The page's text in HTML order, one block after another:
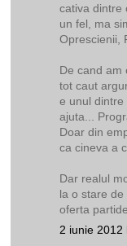
cativa dintre
un fel, ma
Oprescienii,
De cand am
tot caut
e unul dintre
ajuta...
Doar din
ca cineva a
Dar realul
la o stare
oferta
2 iunie 2012